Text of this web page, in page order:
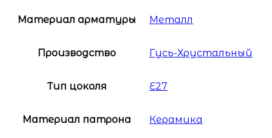
Материал арматуры Металл
Производство Гусь-Хрустальный
Тип цоколя E27
Материал патрона Керамика